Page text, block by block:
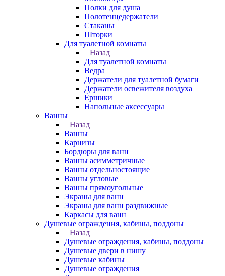
Полки для душа
Полотенцедержатели
Стаканы
Шторки
Для туалетной комнаты
Назад
Для туалетной комнаты
Ведра
Держатели для туалетной бумаги
Держатели освежителя воздуха
Ёршики
Напольные аксессуары
Ванны
Назад
Ванны
Карнизы
Бордюры для ванн
Ванны асимметричные
Ванны отдельностоящие
Ванны угловые
Ванны прямоугольные
Экраны для ванн
Экраны для ванн раздвижные
Каркасы для ванн
Душевые ограждения, кабины, поддоны
Назад
Душевые ограждения, кабины, поддоны
Душевые двери в нишу
Душевые кабины
Душевые ограждения